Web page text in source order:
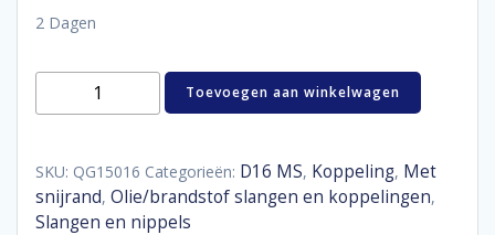
2 Dagen
Hose
aantal
Toevoegen aan winkelwagen
SKU: QG15016 Categorieën: D16 MS, Koppeling, Met
snijrand, Olie/brandstof slangen en koppelingen,
Slangen en nippels